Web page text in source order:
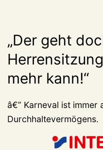
„Der geht
mehr kann!“
â€” Karneval ist immer
Durchhaltevermögens.